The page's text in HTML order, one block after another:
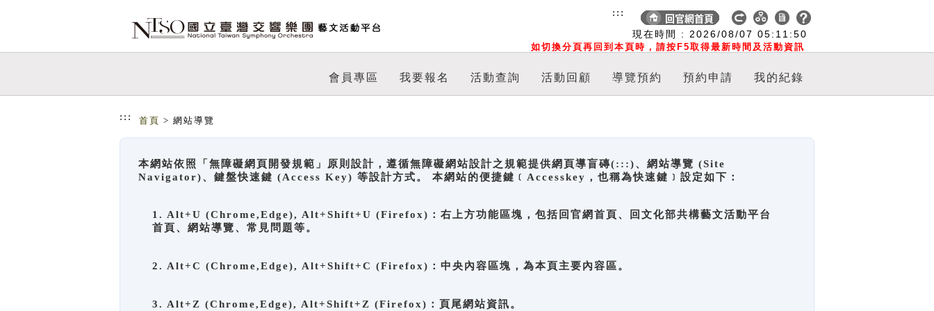
現在時間 : 2026/08/07 05:11:51
如切換分頁再回到本頁時，請按F5取得最新時間及活動資訊
:::
會員專區 我要報名 活動查詢 活動回顧 導覽預約 預約申請 我的紀錄
::: 首頁 > 網站導覽
本網站依照「無障礙網頁開發規範」原則設計，遵循無障礙網站設計之規範提供網頁導盲磚(:::)、網站導覽 (Site
Navigator)、鍵盤快速鍵 (Access Key) 等設計方式。 本網站的便捷鍵﹝Accesskey，也稱為快速鍵﹞設定如下：
1. Alt+U (Chrome,Edge), Alt+Shift+U (Firefox)：右上方功能區塊，包括回官網首頁、回文化部共構藝文活動平台
首頁、網站導覽、常見問題等。
2. Alt+C (Chrome,Edge), Alt+Shift+C (Firefox)：中央內容區塊，為本頁主要內容區。
3. Alt+Z (Chrome,Edge), Alt+Shift+Z (Firefox)：頁尾網站資訊。